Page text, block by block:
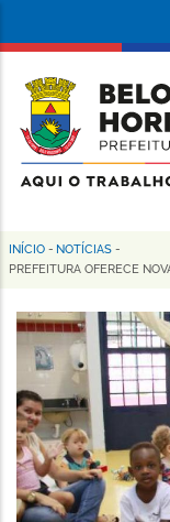
conteúdo
principal
da
Prefeitura
de
Horizonte
Trilha
navegação
INÍCIO - NOTÍCIAS -
PREFEITURA OFERECE